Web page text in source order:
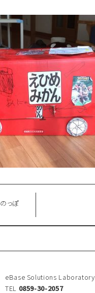
のっぽ
eBase Solutions Laboratory
TEL 0859-30-2057